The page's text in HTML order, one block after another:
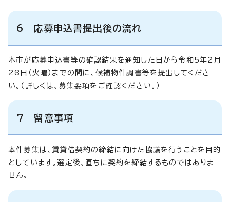
6 応募申込書提出後の流れ
本市が応募申込書等の確認結果を通知した日から令和5年2月
28日（火曜）までの間に、候補物件調書等を提出してくださ
い。（詳しくは、募集要項をご確認ください。）
7 留意事項
本件募集は、賃貸借契約の締結に向けた協議を行うことを目的
としています。選定後、直ちに契約を締結するものではありま
せん。